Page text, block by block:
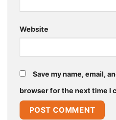
Website
Save my name, email,
browser for the next time I